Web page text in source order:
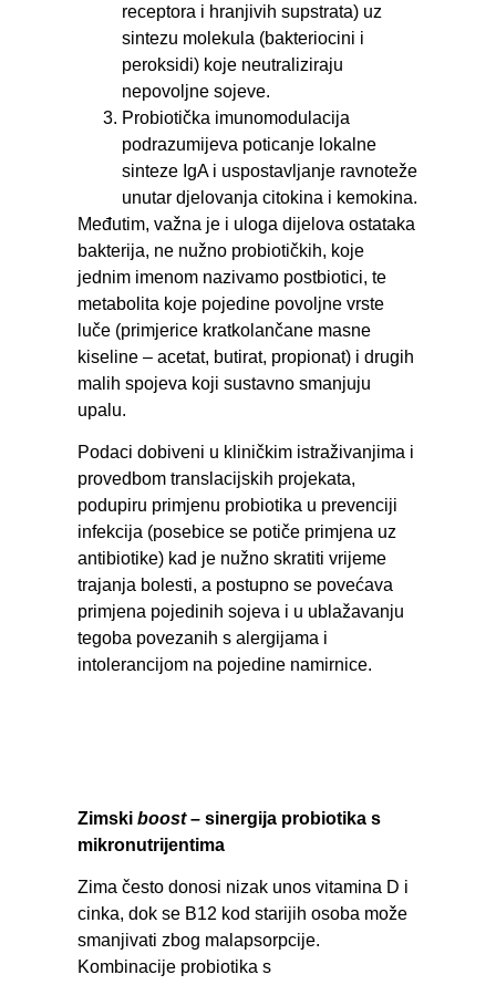
receptora i hranjivih supstrata) uz
sintezu molekula (bakteriocini i
peroksidi) koje neutraliziraju
nepovoljne sojeve.
Probiotička imunomodulacija
podrazumijeva poticanje lokalne
sinteze IgA i uspostavljanje ravnoteže
unutar djelovanja citokina i kemokina.
Međutim, važna je i uloga dijelova ostataka
bakterija, ne nužno probiotičkih, koje
jednim imenom nazivamo postbiotici, te
metabolita koje pojedine povoljne vrste
luče (primjerice kratkolančane masne
kiseline – acetat, butirat, propionat) i drugih
malih spojeva koji sustavno smanjuju
upalu.
Podaci dobiveni u kliničkim istraživanjima i
provedbom translacijskih projekata,
podupiru primjenu probiotika u prevenciji
infekcija (posebice se potiče primjena uz
antibiotike) kad je nužno skratiti vrijeme
trajanja bolesti, a postupno se povećava
primjena pojedinih sojeva i u ublažavanju
tegoba povezanih s alergijama i
intolerancijom na pojedine namirnice.
Zimskiboost– sinergija probiotika s
mikronutrijentima
Zima često donosi nizak unos vitamina D i
cinka, dok se B12 kod starijih osoba može
smanjivati zbog malapsorpcije.
Kombinacije probiotika s